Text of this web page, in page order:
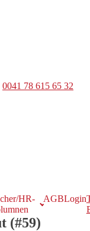
0041 78 615 65 32
HR-
AGBLogin
(#59)